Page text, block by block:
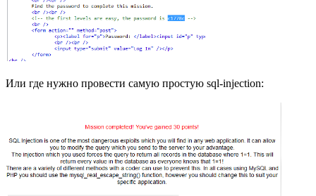
Или где нужно провести самую простую sql-injection: